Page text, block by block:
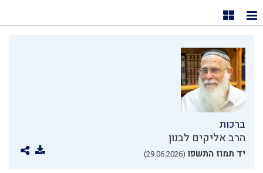
תצוגת רשימה
תצוגת קוביות
ברכות
הרב אליקים לבנון
יד תמוז התשפו (29.06.2026)